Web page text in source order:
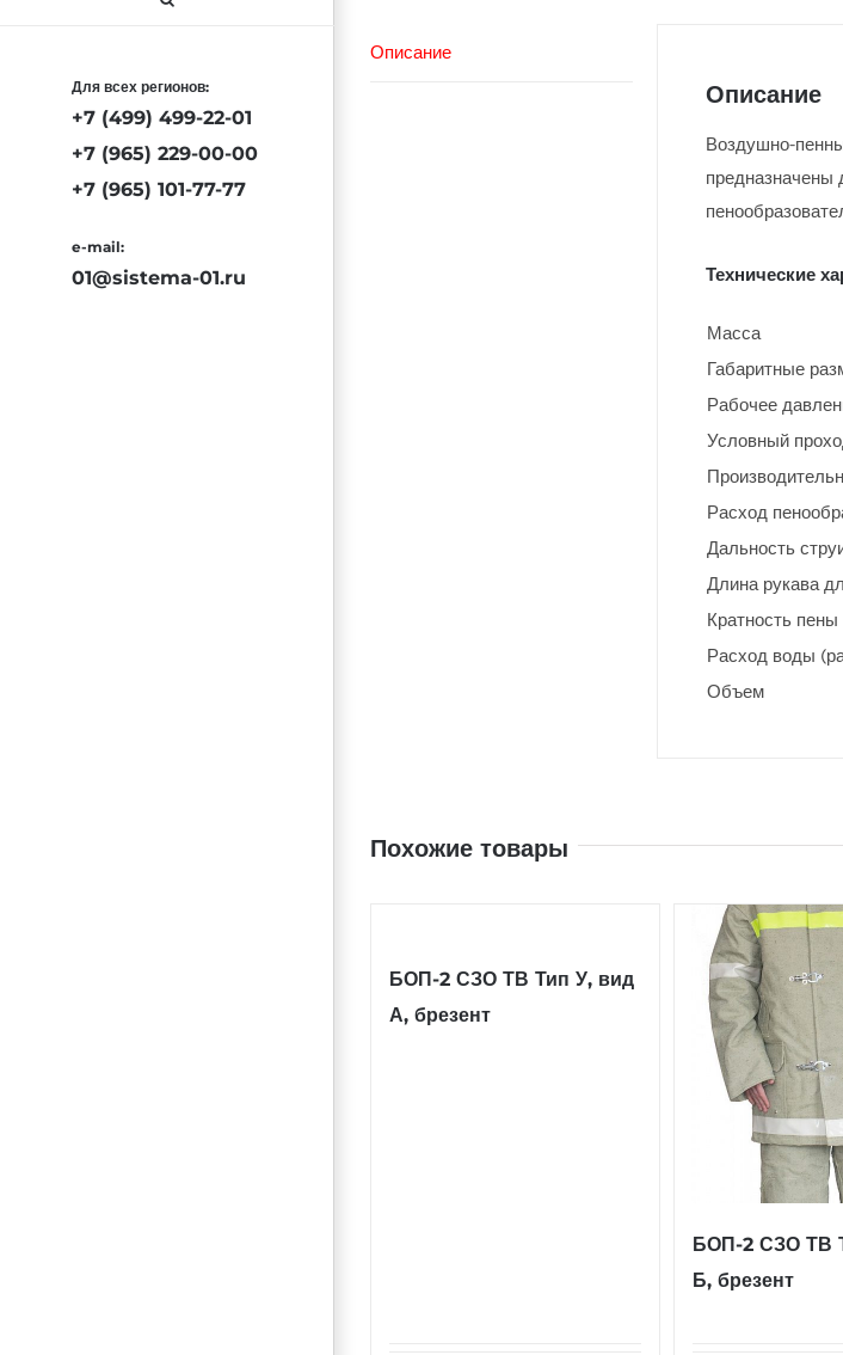
Для всех регионов:
+7 (499) 499-22-01
+7 (965) 229-00-00
+7 (965) 101-77-77
e-mail:
01@sistema-01.ru
Описание
Описание
Воздушно-
предназначены
Технические
Масса
Габаритные
Рабочее
Условный
Расход
Дальность
Длина рукава
Кратность
Расход воды
Объем
Похожие товары
БОП-2 СЗО ТВ Тип У, вид
А, брезент
БОП-2 СЗО ТВ
Б, брезент